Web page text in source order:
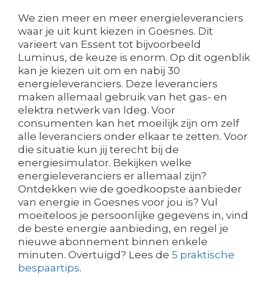
We zien meer en meer energieleveranciers
waar je uit kunt kiezen in Goesnes. Dit
varieert van Essent tot bijvoorbeeld
Luminus, de keuze is enorm. Op dit ogenblik
kan je kiezen uit om en nabij 30
energieleveranciers. Deze leveranciers
maken allemaal gebruik van het gas- en
elektra netwerk van Ideg. Voor
consumenten kan het moeilijk zijn om zelf
alle leveranciers onder elkaar te zetten. Voor
die situatie kun jij terecht bij de
energiesimulator. Bekijken welke
energieleveranciers er allemaal zijn?
Ontdekken wie de goedkoopste aanbieder
van energie in Goesnes voor jou is? Vul
moeiteloos je persoonlijke gegevens in, vind
de beste energie aanbieding, en regel je
nieuwe abonnement binnen enkele
minuten. Overtuigd? Lees de 5 praktische
bespaartips.